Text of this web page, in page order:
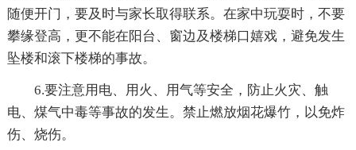
随便开门，要及时与家长取得联系。在家中玩耍时，不要
攀缘登高，更不能在阳台、窗边及楼梯口嬉戏，避免发生
坠楼和滚下楼梯的事故。
6.要注意用电、用火、用气等安全，防止火灾、触
电、煤气中毒等事故的发生。禁止燃放烟花爆竹，以免炸
伤、烧伤。